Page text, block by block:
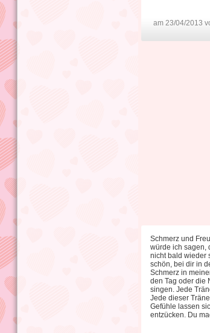
am 23/04/2013
Schmerz und
würde ich sagen,
nicht bald wieder
schön, bei dir in
Schmerz in
den Tag oder die
singen. Jede
Jede dieser
Gefühle lassen
entzücken. Du